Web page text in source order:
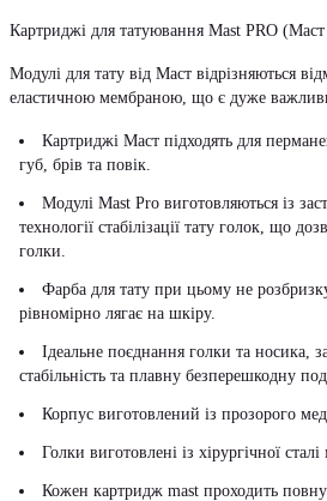
Картриджі для татуювання Mast PRO
Модулі для тату від Маст відрізняються
еластичною мембраною, що є дуже
Картриджі Маст підходять для
губ, брів та повік.
Модулі Mast Pro виготовляються із
технології стабілізації тату голок, що
голки.
Фарба для тату при цьому не
рівномірно лягає на шкіру.
Ідеальне поєднання голки та носика,
стабільність та плавну безперешкодну
Корпус виготовлений із прозорого
Голки виготовлені із хірургічної
Кожен картридж mast проходить